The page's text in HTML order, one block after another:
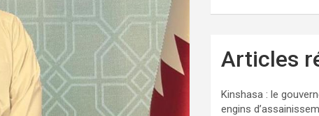
Articles
Kinshasa : le
engins